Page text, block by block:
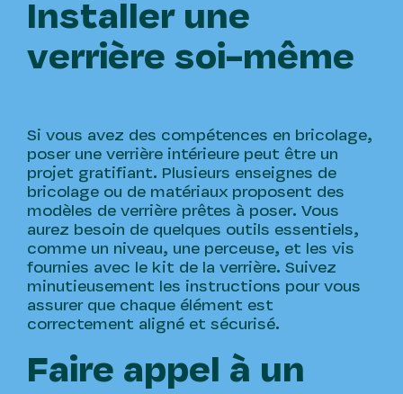
Installer une
verrière soi-même
Si vous avez des compétences en bricolage,
poser une verrière intérieure peut être un
projet gratifiant. Plusieurs enseignes de
bricolage ou de matériaux proposent des
modèles de verrière prêtes à poser. Vous
aurez besoin de quelques outils essentiels,
comme un niveau, une perceuse, et les vis
fournies avec le kit de la verrière. Suivez
minutieusement les instructions pour vous
assurer que chaque élément est
correctement aligné et sécurisé.
Faire appel à un